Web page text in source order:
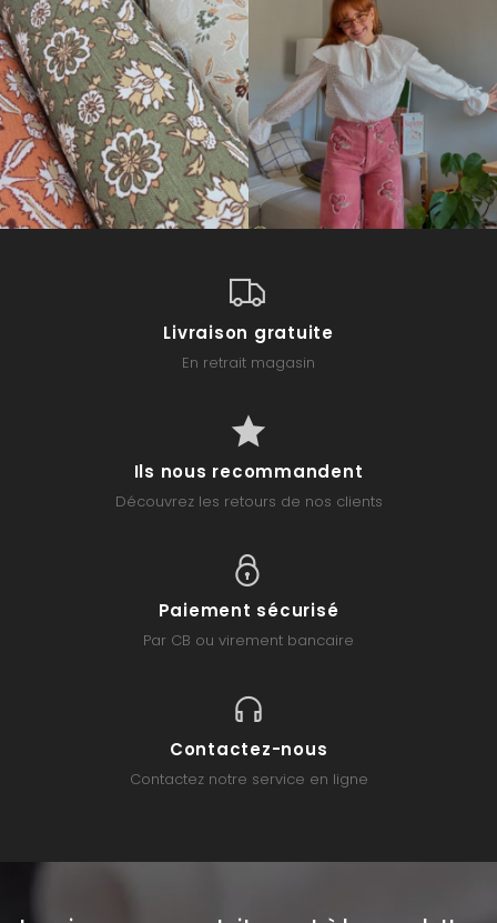
Livraison gratuite
En retrait magasin
Ils nous recommandent
Découvrez les retours de nos clients
Paiement sécurisé
Par CB ou virement bancaire
Contactez-nous
Contactez notre service en ligne